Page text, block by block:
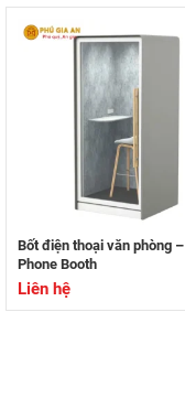
Bốt điện thoại văn phòng –
Phone Booth
Liên hệ